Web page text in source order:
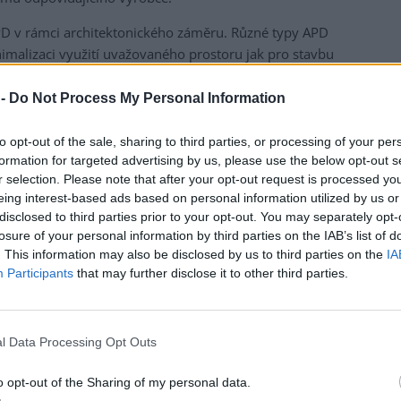
Do Not Process My Personal Information
opt-out of the sale, sharing to third parties, or processing of your
for targeted advertising by us, please use the below opt-out
selection. Please note that after your opt-out request is processed
interest-based ads based on personal information utilized by us
to third parties prior to your opt-out. You may separately
of your personal information by third parties on the IAB’s list of
This information may also be disclosed by us to third parties on the
Participants that may further disclose it to other third parties.
Data Processing Opt Outs
opt-out of the Sharing of my personal data.
v rámci architektonického záměru. Různé typy APD
využití uvažovaného prostoru jak pro stavbu
prostory, na rozdíl od staveb VPD. V každém případě
roli, aby byla plocha pro výstavbu APD osazena
záboru plochy (včetně ploch pomocných) zajistí co
rychlostí jejich odbavování.
v času pro příslušnou lokalitu se považuje za jedno z
a veřejné parkování v lokalitách s velkou frekvencí
času potřebného pro vlastní uložení vozidla v
o po výjezdu vozidla(platba) je přibližně shodný u
ukládací technologie, které se zpravidla rozdělí do
pracují na sobě zcela nezávisle, nicméně centrálně
především APD kruhové, nebo několik méně
ukládací technologii provádějící pohyb vertikální